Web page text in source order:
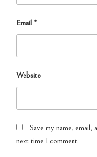
Email *
Website
Save my name,
next time I comment.